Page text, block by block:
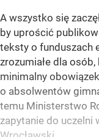
A wszystko się
by uprościć
teksty o funduszach
zrozumiałe dla
minimalny
o absolwentów
temu Ministerstwo
zapytanie do uczelni